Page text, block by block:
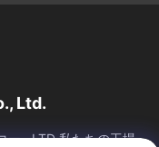
Ltd.
ー., LTD 私たちの工場